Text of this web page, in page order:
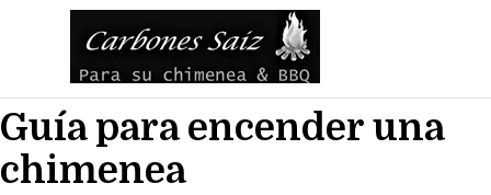
Vaya al Contenido
Saltar menú
Guía para encender una
chimenea